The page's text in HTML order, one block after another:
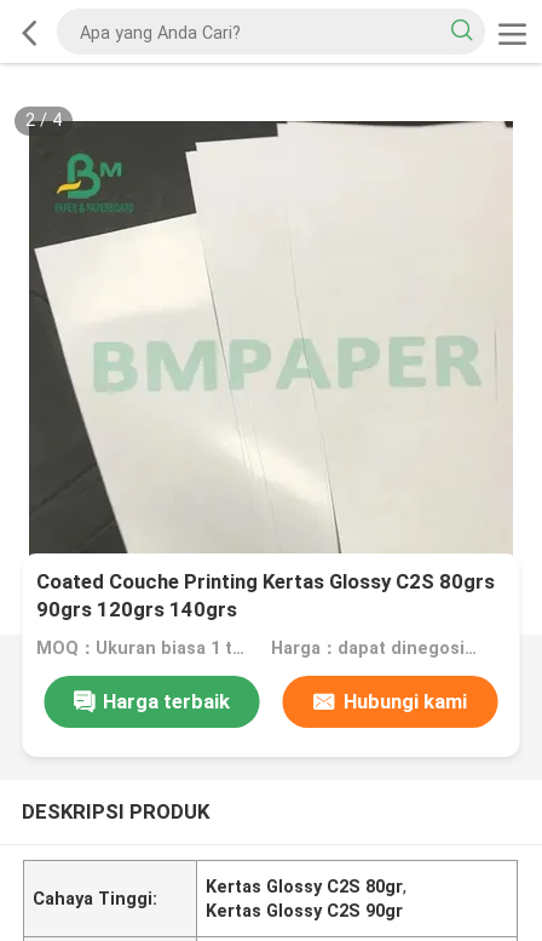
2/4
Coated Couche Printing Kertas Glossy C2S 80grs
90grs 120grs 140grs
MOQ：Ukuran biasa 1 ton, ukuran khusus 5 ton Harga：dapat dinegosiasikan
Harga terbaik Hubungi kami
DESKRIPSI PRODUK
Cahaya Tinggi:
Kertas Glossy C2S 80gr,
Kertas Glossy C2S 90gr